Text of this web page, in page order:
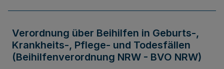
Verordnung über Beihilfen in Geburts-,
Krankheits-, Pflege- und Todesfällen
(Beihilfenverordnung NRW - BVO NRW)